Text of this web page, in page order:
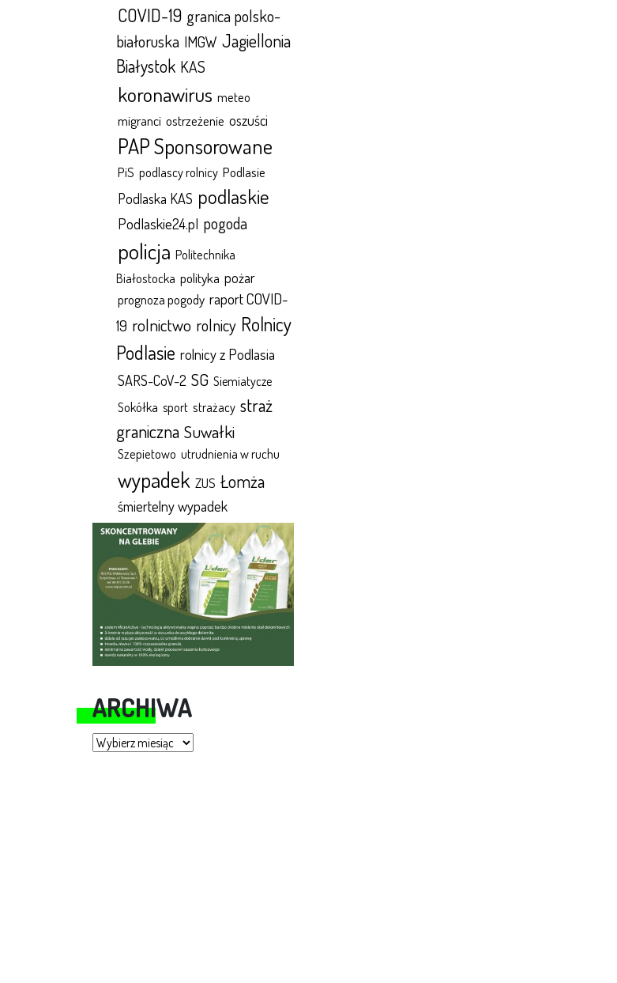
COVID-19 granica polsko-
białoruska IMGW Jagiellonia
Białystok KAS
koronawirus meteo
migranci ostrzeżenie oszuści
PAP Sponsorowane
PiS podlascy rolnicy Podlasie
Podlaska KAS podlaskie
Podlaskie24.pl pogoda
policja Politechnika
Białostocka polityka pożar
prognoza pogody raport COVID-
19 rolnictwo rolnicy Rolnicy
Podlasie rolnicy z Podlasia
SARS-CoV-2 SG Siemiatycze
Sokółka sport strażacy straż
graniczna Suwałki
Szepietowo utrudnienia w ruchu
wypadek ZUS Łomża
śmiertelny wypadek
ARCHIWA
Archiwa